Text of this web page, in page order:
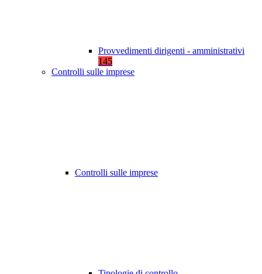
Provvedimenti dirigenti - amministrativi
145
Controlli sulle imprese
Controlli sulle imprese